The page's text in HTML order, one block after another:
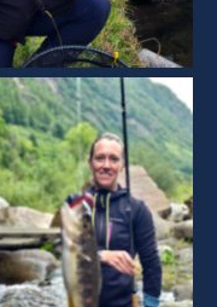
Aucune légende